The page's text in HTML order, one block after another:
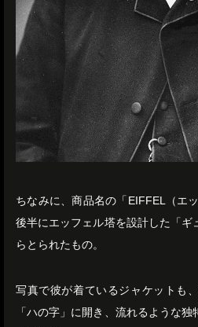
ちなみに、商品名の「EIFFEL（エ
後半にエッフェル塔を設計した「ギ
らとられたもの。
写真で彼が着ているジャケットも
「ハの字」に開き、流れるような